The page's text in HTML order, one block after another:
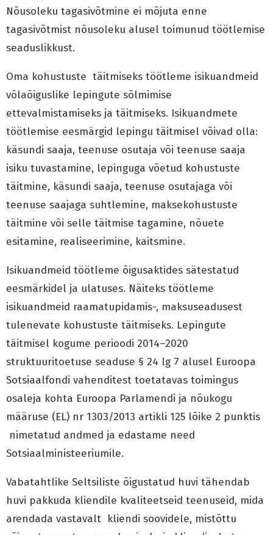
Nõusoleku tagasivõtmine ei mõjuta enne
tagasivõtmist nõusoleku alusel toimunud töötlemise
seaduslikkust.
Oma kohustuste täitmiseks töötleme isikuandmeid
võlaõiguslike lepingute sõlmimise
ettevalmistamiseks ja täitmiseks. Isikuandmete
töötlemise eesmärgid lepingu täitmisel võivad olla:
käsundi saaja, teenuse osutaja või teenuse saaja
isiku tuvastamine, lepinguga võetud kohustuste
täitmine, käsundi saaja, teenuse osutajaga või
teenuse saajaga suhtlemine, maksekohustuste
täitmine või selle täitmise tagamine, nõuete
esitamine, realiseerimine, kaitsmine.
Isikuandmeid töötleme õigusaktides sätestatud
eesmärkidel ja ulatuses. Näiteks töötleme
isikuandmeid raamatupidamis-, maksuseadusest
tulenevate kohustuste täitmiseks. Lepingute
täitmisel kogume perioodi 2014–2020
struktuuritoetuse seaduse § 24 lg 7 alusel Euroopa
Sotsiaalfondi vahenditest toetatavas toimingus
osaleja kohta Euroopa Parlamendi ja nõukogu
määruse (EL) nr 1303/2013 artikli 125 lõike 2 punktis
nimetatud andmed ja edastame need
Sotsiaalministeeriumile.
Vabatahtlike Seltsiliste õigustatud huvi tähendab
huvi pakkuda kliendile kvaliteetseid teenuseid, mida
arendada vastavalt kliendi soovidele, mistõttu